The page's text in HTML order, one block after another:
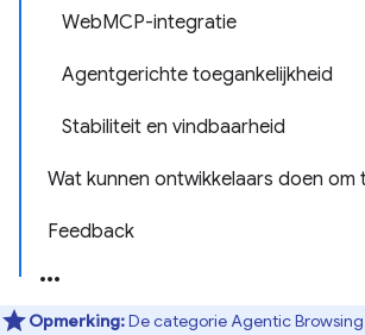
WebMCP-integratie
Agentgerichte toegankelijkheid
Stabiliteit en vindbaarheid
Wat kunnen ontwikkelaars doen om
Feedback
Opmerking:De categorie Agentic